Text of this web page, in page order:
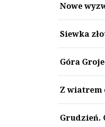
Nowe
Siewka
Góra
Z wiatrem
Grudzień.